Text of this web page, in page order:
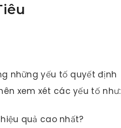
những yếu tố quyết định
xem xét các yếu tố như:
quả cao nhất?